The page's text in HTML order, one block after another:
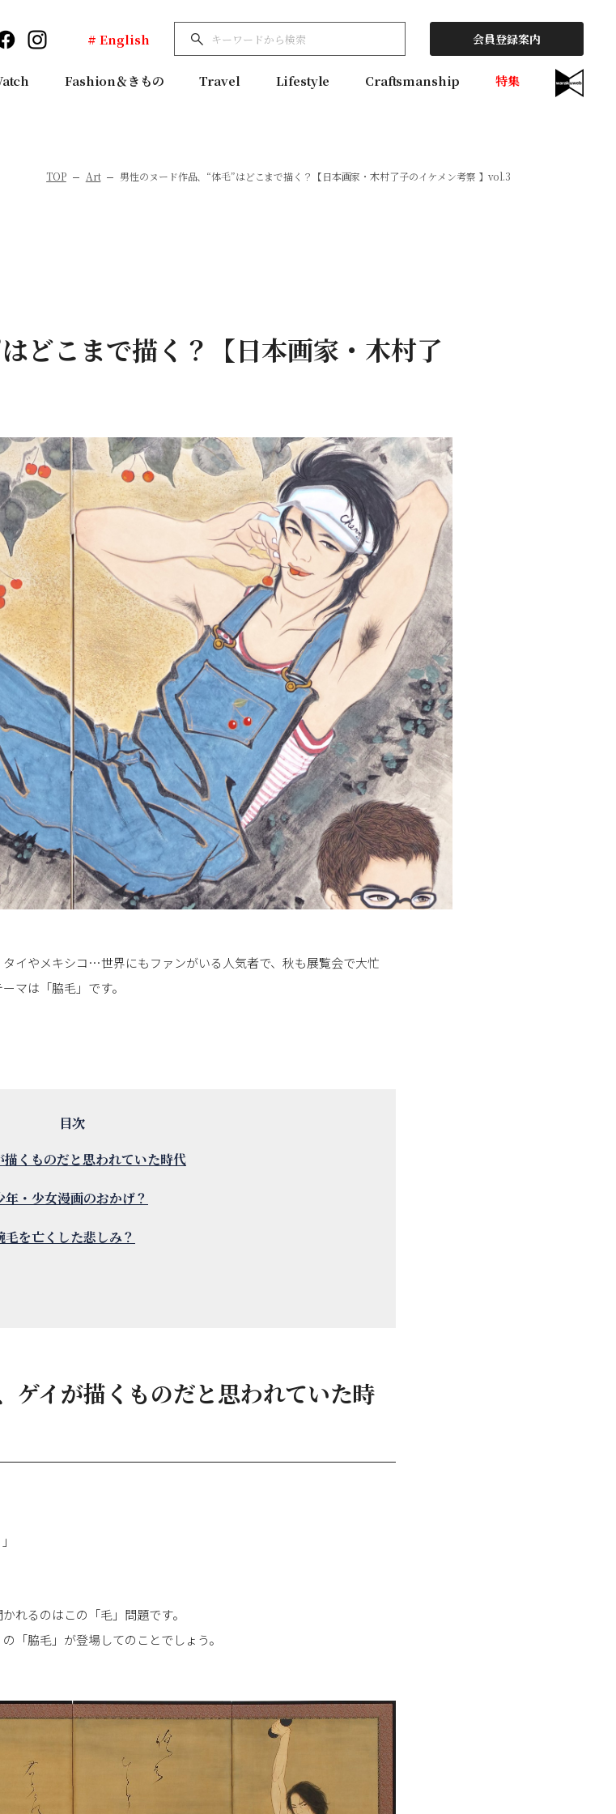
# English 会員登録案内
Fashion＆きもの Travel Lifestyle Craftsmanship 特集
TOP Art 男性のヌード作品、“体毛”はどこまで描く？【日本画家・木村了子のイケメン考察 】vol.3
どこまで描く？【日本画家・木村了
イやメキシコ…世界にもファンがいる人気者で、秋も展覧会で大忙
マは「脇毛」です。
くものだと思われていた時代
・少女漫画のおかげ？
を亡くした悲しみ？
ゲイが描くものだと思われていた時
れるのはこの「毛」問題です。
「脇毛」が登場してのことでしょう。